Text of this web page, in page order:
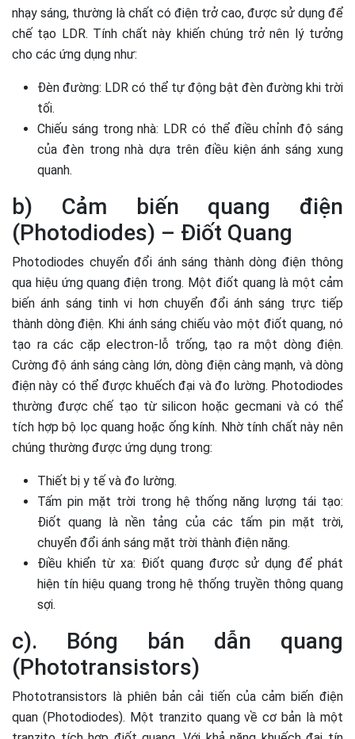
nhạy sáng, thường là chất có điện trở cao, được sử dụng để
chế tạo LDR. Tính chất này khiến chúng trở nên lý tưởng
cho các ứng dụng như:
Đèn đường: LDR có thể tự động bật đèn đường khi trời
tối.
Chiếu sáng trong nhà: LDR có thể điều chỉnh độ sáng
của đèn trong nhà dựa trên điều kiện ánh sáng xung
quanh.
b) Cảm biến quang điện
(Photodiodes) – Điốt Quang
Photodiodes chuyển đổi ánh sáng thành dòng điện thông
qua hiệu ứng quang điện trong. Một điốt quang là một cảm
biến ánh sáng tinh vi hơn chuyển đổi ánh sáng trực tiếp
thành dòng điện. Khi ánh sáng chiếu vào một điốt quang, nó
tạo ra các cặp electron-lỗ trống, tạo ra một dòng điện.
Cường độ ánh sáng càng lớn, dòng điện càng mạnh, và dòng
điện này có thể được khuếch đại và đo lường. Photodiodes
thường được chế tạo từ silicon hoặc gecmani và có thể
tích hợp bộ lọc quang hoặc ống kính. Nhờ tính chất này nên
chúng thường được ứng dụng trong:
Thiết bị y tế và đo lường.
Tấm pin mặt trời trong hệ thống năng lượng tái tạo:
Điốt quang là nền tảng của các tấm pin mặt trời,
chuyển đổi ánh sáng mặt trời thành điện năng.
Điều khiển từ xa: Điốt quang được sử dụng để phát
hiện tín hiệu quang trong hệ thống truyền thông quang
sợi.
c). Bóng bán dẫn quang
(Phototransistors)
Phototransistors là phiên bản cải tiến của cảm biến điện
quan (Photodiodes). Một tranzito quang về cơ bản là một